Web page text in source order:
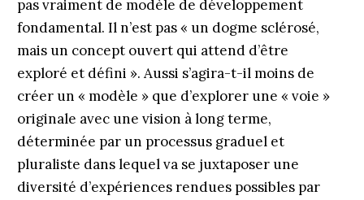
pas vraiment de modèle de développement
fondamental. Il n’est pas « un dogme sclérosé,
mais un concept ouvert qui attend d’être
exploré et défini ». Aussi s’agira-t-il moins de
créer un « modèle » que d’explorer une « voie »
originale avec une vision à long terme,
déterminée par un processus graduel et
pluraliste dans lequel va se juxtaposer une
diversité d’expériences rendues possibles par